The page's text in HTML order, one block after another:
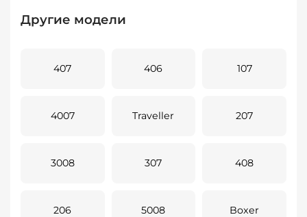
Другие модели
407 406 107
4007 Traveller 207
3008 307 408
206 5008 Boxer